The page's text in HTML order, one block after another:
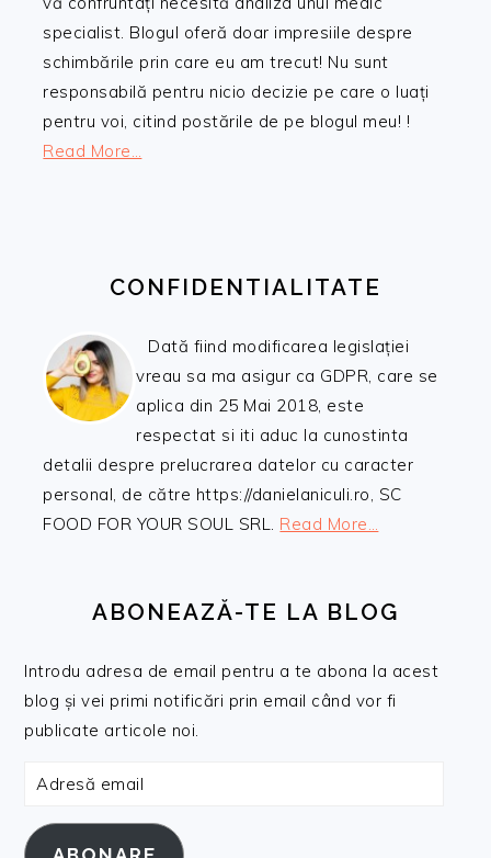
specialist. Blogul oferă doar impresiile despre
schimbările prin care eu am trecut! Nu sunt
responsabilă pentru nicio decizie pe care o luați
pentru voi, citind postările de pe blogul meu! !
Read More…
CONFIDENTIALITATE
Dată fiind modificarea legislației
vreau sa ma asigur ca GDPR, care se
aplica din 25 Mai 2018, este
respectat si iti aduc la cunostinta
detalii despre prelucrarea datelor cu caracter
personal, de către https://danielaniculi.ro, SC
FOOD FOR YOUR SOUL SRL. Read More…
ABONEAZĂ-TE LA BLOG
Introdu adresa de email pentru a te abona la acest
blog și vei primi notificări prin email când vor fi
publicate articole noi.
Adresă